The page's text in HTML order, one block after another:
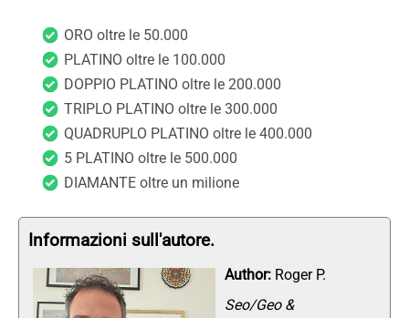
ORO oltre le 50.000
PLATINO oltre le 100.000
DOPPIO PLATINO oltre le 200.000
TRIPLO PLATINO oltre le 300.000
QUADRUPLO PLATINO oltre le 400.000
5 PLATINO oltre le 500.000
DIAMANTE oltre un milione
Informazioni sull'autore.
Author: Roger P.
Seo/Geo &